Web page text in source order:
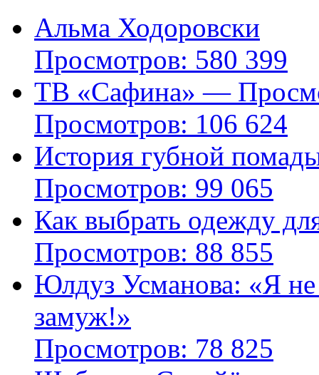
Альма Ходоровски
Просмотров: 580 399
ТВ «Сафина» —
Просмотров: 106 624
История губной
Просмотров: 99 065
Как выбрать одежду
Просмотров: 88 855
Юлдуз Усманова: «Я
замуж!»
Просмотров: 78 825